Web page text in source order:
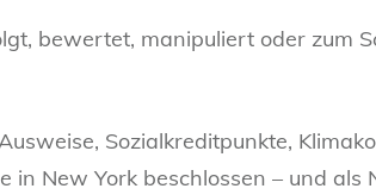
bewertet, manipuliert oder zum
Sozialkreditpunkte,
New York beschlossen – und als